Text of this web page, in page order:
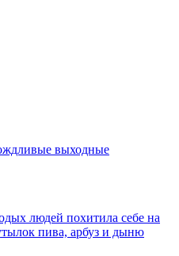
выходные
людей похитила себе на
пива, арбуз и дыню